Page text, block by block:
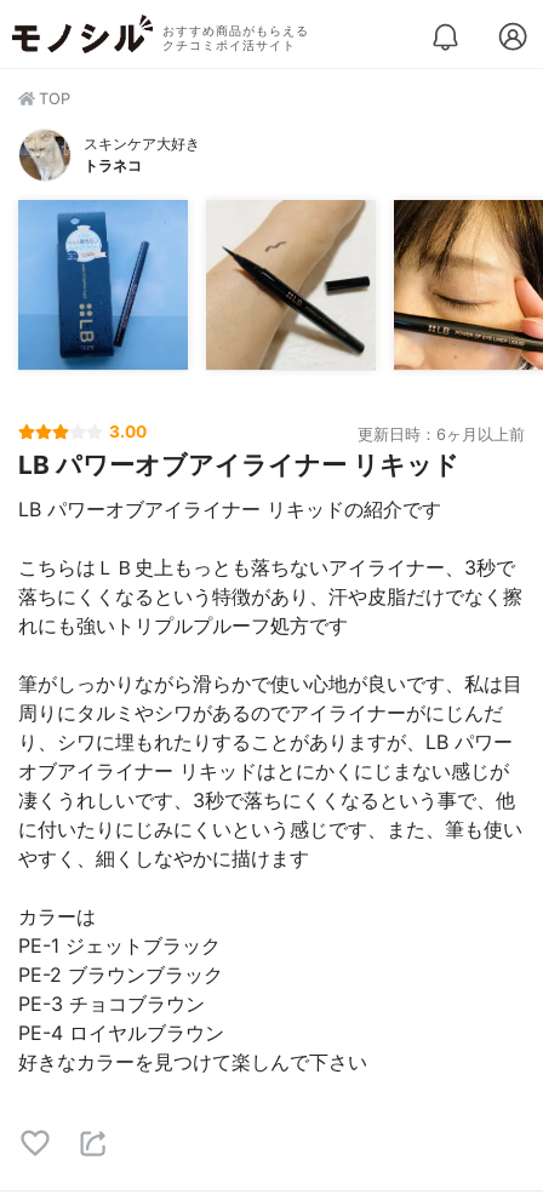
おすすめ商品がもらえる
クチコミポイ活サイト
TOP
スキンケア大好き
トラネコ
3.00 更新日時：6ヶ月以上前
LB パワーオブアイライナー リキッド
LB パワーオブアイライナー リキッドの紹介です
こちらはＬＢ史上もっとも落ちないアイライナー、3秒で
落ちにくくなるという特徴があり、汗や皮脂だけでなく擦
れにも強いトリプルプルーフ処方です
筆がしっかりながら滑らかで使い心地が良いです、私は目
周りにタルミやシワがあるのでアイライナーがにじんだ
り、シワに埋もれたりすることがありますが、LB パワー
オブアイライナー リキッドはとにかくにじまない感じが
凄くうれしいです、3秒で落ちにくくなるという事で、他
に付いたりにじみにくいという感じです、また、筆も使い
やすく、細くしなやかに描けます
カラーは
PE-1 ジェットブラック
PE-2 ブラウンブラック
PE-3 チョコブラウン
PE-4 ロイヤルブラウン
好きなカラーを見つけて楽しんで下さい